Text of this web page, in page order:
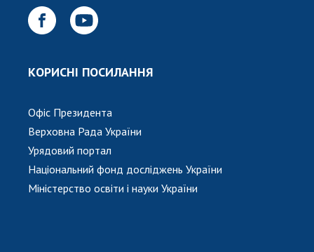
МЕДІА ПРО НАС
ПРОФСПІЛКА НАН УКРАЇНИ
КАБІНЕТ
КОРИСНІ ПОСИЛАННЯ
Офіс Президента
Верховна Рада України
Урядовий портал
Національний фонд досліджень України
Міністерство освіти і науки України